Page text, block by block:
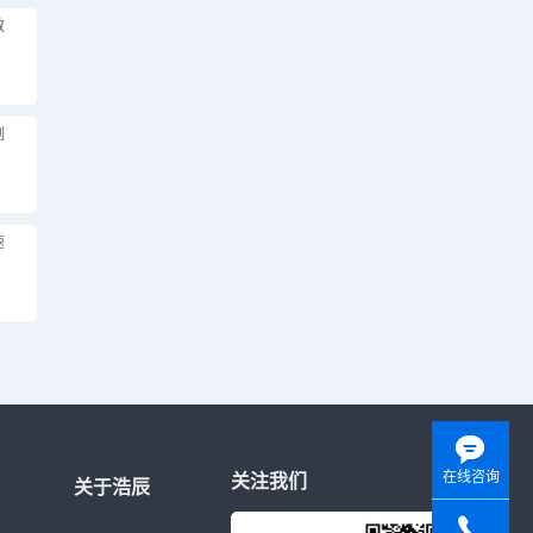
关于浩辰 关注我们 在线咨询